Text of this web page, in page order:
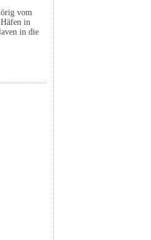
vom
in
in die